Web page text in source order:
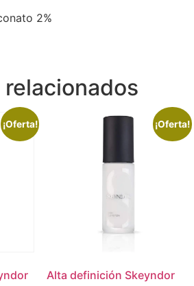
2%
¡Oferta! ¡Oferta!
Alta definición Skeyndor